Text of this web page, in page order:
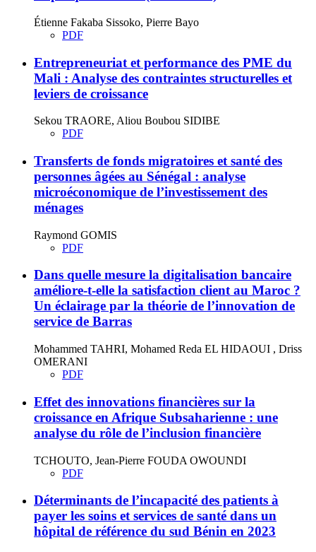
Étienne Fakaba Sissoko, Pierre Bayo
PDF
Entrepreneuriat et performance des PME du
Mali : Analyse des contraintes structurelles et
leviers de croissance
Sekou TRAORE, Aliou Boubou SIDIBE
PDF
Transferts de fonds migratoires et santé des
personnes âgées au Sénégal : analyse
microéconomique de l’investissement des
ménages
Raymond GOMIS
PDF
Dans quelle mesure la digitalisation bancaire
améliore-t-elle la satisfaction client au Maroc ?
Un éclairage par la théorie de l’innovation de
service de Barras
Mohammed TAHRI, Mohamed Reda EL HIDAOUI , Driss
OMERANI
PDF
Effet des innovations financières sur la
croissance en Afrique Subsaharienne : une
analyse du rôle de l’inclusion financière
TCHOUTO, Jean-Pierre FOUDA OWOUNDI
PDF
Déterminants de l’incapacité des patients à
payer les soins et services de santé dans un
hôpital de référence du sud Bénin en 2023